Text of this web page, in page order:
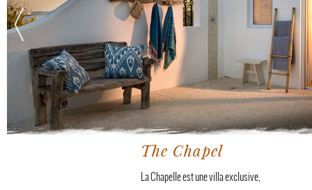
The Chapel
La Chapelle est une villa exclusive,